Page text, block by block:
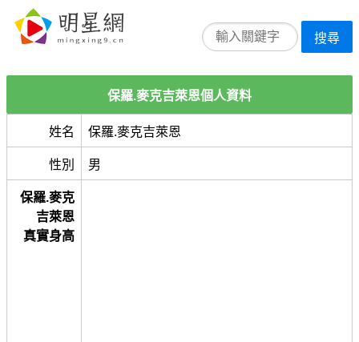
搜尋
保羅.麥克吉萊恩個人資料
姓名 保羅.麥克吉萊恩
性別 男
保羅.麥克
吉萊恩
真實身高